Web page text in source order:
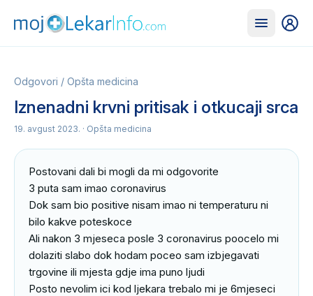
Odgovori / Opšta medicina
Iznenadni krvni pritisak i otkucaji srca
19. avgust 2023. · Opšta medicina
Postovani dali bi mogli da mi odgovorite
3 puta sam imao coronavirus
Dok sam bio positive nisam imao ni temperaturu ni
bilo kakve poteskoce
Ali nakon 3 mjeseca posle 3 coronavirus poocelo mi
dolaziti slabo dok hodam poceo sam izbjegavati
trgovine ili mjesta gdje ima puno ljudi
Posto nevolim ici kod ljekara trebalo mi je 6mjeseci